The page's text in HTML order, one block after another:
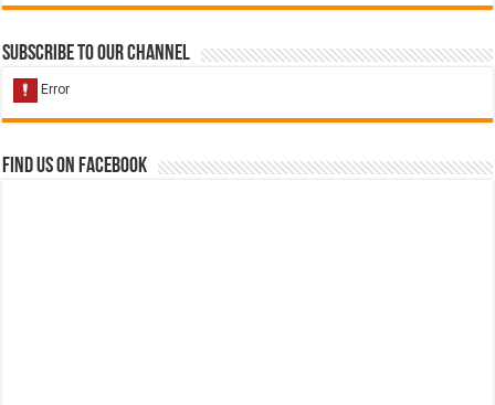
Subscribe to our Channel
Find us on Facebook